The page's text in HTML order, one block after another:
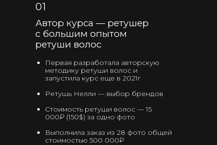
Автор курса — ретушер
с большим опытом
ретуши волос
Первая разработала авторскую
методику ретуши волос и
запустила курс еще в 2021г
Ретушь Нелли — выбор брендов
Стоимость ретуши волос — 15
000₽ (150$) за одно фото
Выполнила заказ из 28 фото общей
стоимостью 500 000₽
01